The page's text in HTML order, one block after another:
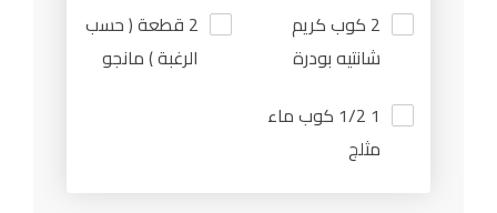
2 كوب كريم
شانتيه بودرة
1 1/2 كوب ماء
مثلج
2 قطعة ( حسب
الرغبة ) مانجو